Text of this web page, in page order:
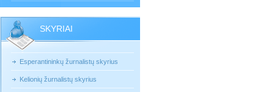
SKYRIAI
Esperantininkų žurnalistų skyrius
Kelionių žurnalistų skyrius